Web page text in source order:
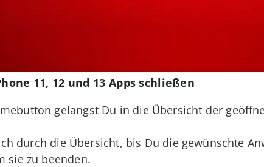
11, 12 und 13 Apps schließen
gelangst Du in die Übersicht der
durch die Übersicht, bis Du die gewünschte
sie zu beenden.